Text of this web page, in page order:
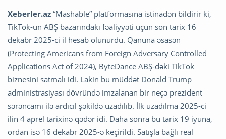
Xeberler.az “Mashable” platformasına istinadən bildirir ki,
TikTok-un ABŞ bazarındakı fəaliyyəti üçün son tarix 16
dekabr 2025-ci il hesab olunurdu. Qanuna əsasən
(Protecting Americans from Foreign Adversary Controlled
Applications Act of 2024), ByteDance ABŞ-dəki TikTok
biznesini satmalı idi. Lakin bu müddət Donald Trump
administrasiyası dövründə imzalanan bir neçə prezident
sərəncamı ilə ardıcıl şəkildə uzadılıb. İlk uzadılma 2025-ci
ilin 4 aprel tarixinə qədər idi. Daha sonra bu tarix 19 iyuna,
ordan isə 16 dekabr 2025-ə keçirildi. Satışla bağlı real